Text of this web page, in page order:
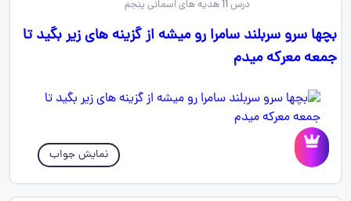
درس 11 هدیه های اسمانی پنجم
بچها سرو سربلند سامرا رو‌ میشه از گزینه های زیر بگید تا
جمعه معرکه میدم
نمایش جواب